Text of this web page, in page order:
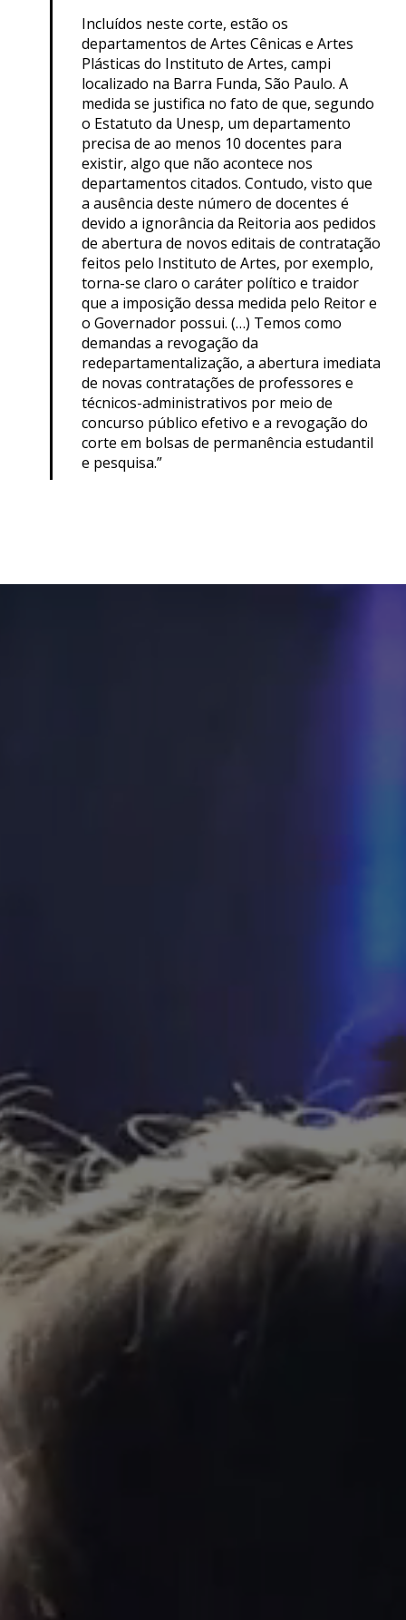
Incluídos neste corte, estão os
departamentos de Artes Cênicas e Artes
Plásticas do Instituto de Artes, campi
localizado na Barra Funda, São Paulo. A
medida se justifica no fato de que, segundo
o Estatuto da Unesp, um departamento
precisa de ao menos 10 docentes para
existir, algo que não acontece nos
departamentos citados. Contudo, visto que
a ausência deste número de docentes é
devido a ignorância da Reitoria aos pedidos
de abertura de novos editais de contratação
feitos pelo Instituto de Artes, por exemplo,
torna-se claro o caráter político e traidor
que a imposição dessa medida pelo Reitor e
o Governador possui. (…) Temos como
demandas a revogação da
redepartamentalização, a abertura imediata
de novas contratações de professores e
técnicos-administrativos por meio de
concurso público efetivo e a revogação do
corte em bolsas de permanência estudantil
e pesquisa.”